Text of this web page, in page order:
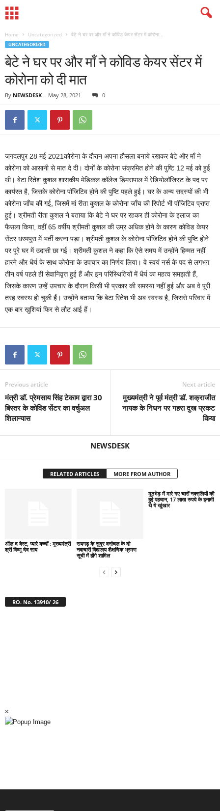
Home Uncategorized बेटे ने घर पर और माँ ने कोविड केयर सेंटर में कोरोना...
UNCATEGORIZED
बेटे ने घर पर और माँ ने कोविड केयर सेंटर में
कोरोना को दी मात
By NEWSDESK - May 28, 2021 0
जगदलपुर 28 मई 2021कोरोना के दौरान अपना हौसला बनाये रखकर बेटे और माँ ने
कोरोना को आसानी से मात दे दी। दोनों के कोरोना संक्रमित होने की पुष्टि 12 मई को हुई
थी। बेटा रितेश कुशल शासकीय मेडिकल कॉलेज डिमरापाल में रेडियोलॉजिस्ट के पद पर
कार्यरत है, जिसके कोरोना पॉजिटिव होने की पुष्टि पहले हुई। घर के अन्य सदस्यों की भी
कोरोना जाँच की गई, जिसमें मां रीता कुशल के कोरोना जाँच की रिपोर्ट भी पॉजिटिव प्राप्त
हुई। श्रीमती रीता कुशल ने बताया कि बेटे ने घर पर रहकर ही कोरोना के इलाज का
फैसला किया, वहीं 65 वर्षीय श्रीमती कुशल की उम्र अधिक होने के कारण कोविड केयर
सेंटर धरमपुरा में भर्ती करना पड़ा। श्रीमती कुशल के कोरोना पॉजिटिव होने की पुष्टि होने
पर पूरे घर में उदासी छा गई। श्रीमती कुशल ने कहा कि ऐसे समय में उन्होंने हिम्मत नहीं
हारने और धैर्य के साथ कोरोना के उपचार का निर्णय लिया। वे स्वयं नर्स के पद से लगभग
तीन वर्ष पहले ही सेवानिवृत्त हुई हैं और इन परिस्थितियों में धैर्य का महत्व समझती हैं,
जिसके कारण उन्हें उपचार के दौरान किसी भी प्रकार की समस्या नहीं हुई और अब वे पूरी
तरह स्वस्थ हो चुकी हैं। उन्होंने बताया कि बेटा रितेश भी अब स्वस्थ है, जिससे परिवार में
एक बार खुशियां फिर से लौट आई हैं।
Previous article
मंत्री डॉ. प्रेमसाय सिंह टेकाम द्वारा 30
बिस्तर के कोविड सेंटर का वर्चुअल
शिलान्यास
Next article
मुख्यमंत्री ने पूर्व मंत्री डॉ. शक्राजीत
नायक के निधन पर गहरा दुख प्रकट
किया
NEWSDESK
RELATED ARTICLES MORE FROM AUTHOR
ऑल द बेस्ट, प्यारे बच्चों : मुख्यमंत्री
श्री विष्णु देव साय
रायगढ़ के सुदूर वनांचल के दो
नवाचारी विद्यालय शैक्षणिक भ्रमण
सूची में होंगे शामिल
मुठभेड़ में मारे गए चारों नक्सलियों की
हुई पहचान, 17 लाख रुपये के इनामी
थे ये खूंखार
RO. No. 13910/ 26
×